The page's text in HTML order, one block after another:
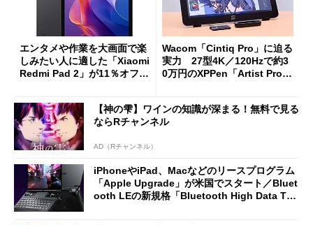
エンタメや作業を大画面で楽
しみたい人に適した「Xiaomi
Redmi Pad 2」が11％オフの
Wacom「Cintiq Pro」に迫る
実力 27型4K／120Hzで約3
0万円のXPPen「Artist Pro 2
【神の雫】ワインの知識が深まる！無料で見る
ならRチャンネル
AD（Rチャンネル）
iPhoneやiPad、Macなどのリースプログラム
「Apple Upgrade」が米国でスタート／Bluet
ooth LEの新規格「Bluetooth High Data Thr